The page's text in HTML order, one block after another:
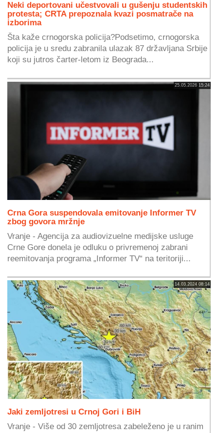
Neki deportovani učestvovali u gušenju studentskih
protesta; CRTA prepoznala kvazi posmatrače na
izborima
Šta kaže crnogorska policija?Podsetimo, crnogorska
policija je u sredu zabranila ulazak 87 državljana Srbije
koji su jutros čarter-letom iz Beograda...
25.05.2026 15:24
Crna Gora suspendovala emitovanje Informer TV
zbog govora mržnje
Vranje - Agencija za audiovizuelne medijske usluge
Crne Gore donela je odluku o privremenoj zabrani
reemitovanja programa „Informer TV“ na teritoriji...
14.03.2024 08:14
Jaki zemljotresi u Crnoj Gori i BiH
Vranje - Više od 30 zemljotresa zabeleženo je u ranim